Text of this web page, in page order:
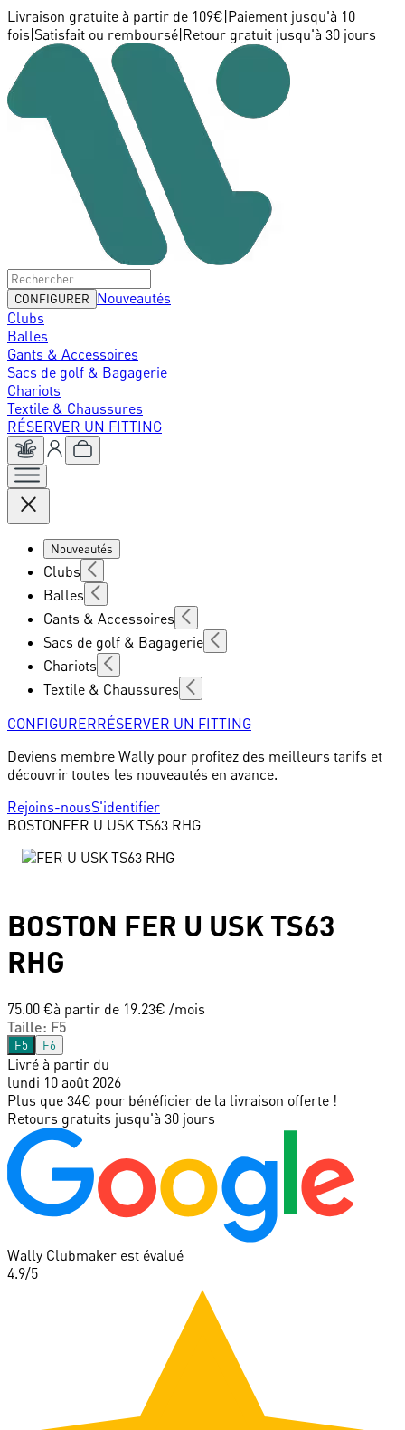
Livraison gratuite à partir de 109€ Paiement jusqu'à 10
fois Satisfait ou remboursé Retour gratuit jusqu'à 30 jours
CONFIGURER
Nouveautés
Clubs
Balles
Gants & Accessoires
Sacs de golf & Bagagerie
Chariots
Textile & Chaussures
RÉSERVER UN FITTING
Nouveautés
Clubs
Balles
Gants & Accessoires
Sacs de golf & Bagagerie
Chariots
Textile & Chaussures
CONFIGURERRÉSERVER UN FITTING
Deviens membre Wally pour profitez des meilleurs tarifs et
découvrir toutes les nouveautés en avance.
Rejoins-nousS'identifier
BOSTONFER U USK TS63 RHG
BOSTON FER U USK TS63
RHG
75.00 €à partir de 19.23€ /mois
Taille: F5
F5 F6
Livré à partir du
lundi 10 août 2026
Plus que 34€ pour bénéficier de la livraison offerte !
Retours gratuits jusqu'à 30 jours
Wally Clubmaker est évalué
4.9/5